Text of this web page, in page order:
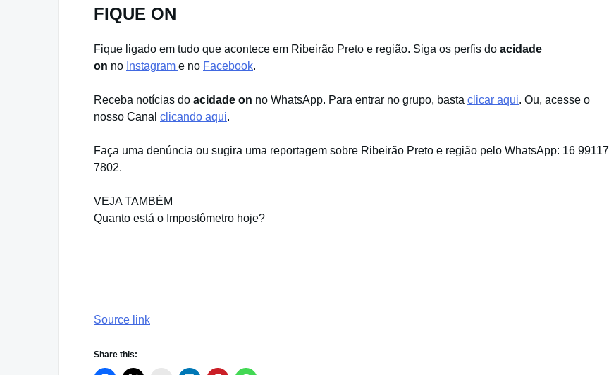
FIQUE ON
Fique ligado em tudo que acontece em Ribeirão Preto e região. Siga os perfis do acidade
on no Instagram e no Facebook.
Receba notícias do acidade on no WhatsApp. Para entrar no grupo, basta clicar aqui. Ou, acesse o
nosso Canal clicando aqui.
Faça uma denúncia ou sugira uma reportagem sobre Ribeirão Preto e região pelo WhatsApp: 16 99117
7802.
VEJA TAMBÉM
Quanto está o Impostômetro hoje?
Source link
Share this: